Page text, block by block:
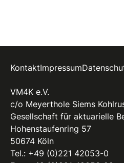
KontaktImpressum
VM4K e.V.
c/o Meyerthole Siems
Gesellschaft für aktuarielle
Hohenstaufenring 57
50674 Köln
Tel.: +49 (0)221 42053-0